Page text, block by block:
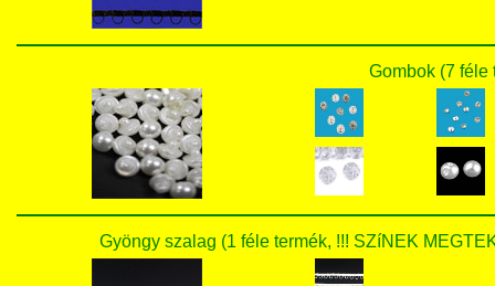
Gombok (7 féle
Gyöngy szalag (1 féle termék, !!! SZíNEK